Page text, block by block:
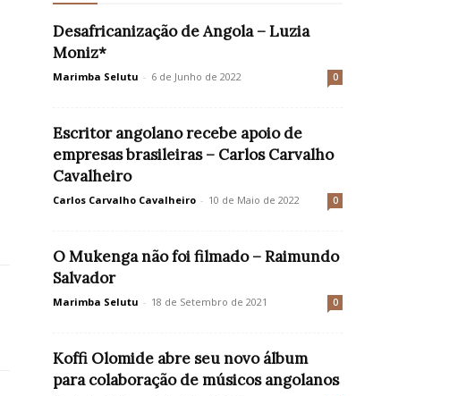
Desafricanização de Angola – Luzia
Moniz*
Marimba Selutu - 6 de Junho de 2022 0
Escritor angolano recebe apoio de
empresas brasileiras – Carlos Carvalho
Cavalheiro
Carlos Carvalho Cavalheiro - 10 de Maio de 2022 0
O Mukenga não foi filmado – Raimundo
Salvador
Marimba Selutu - 18 de Setembro de 2021 0
Koffi Olomide abre seu novo álbum
para colaboração de músicos angolanos